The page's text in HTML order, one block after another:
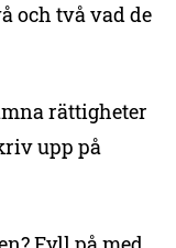
och två vad de
rättigheter
upp på